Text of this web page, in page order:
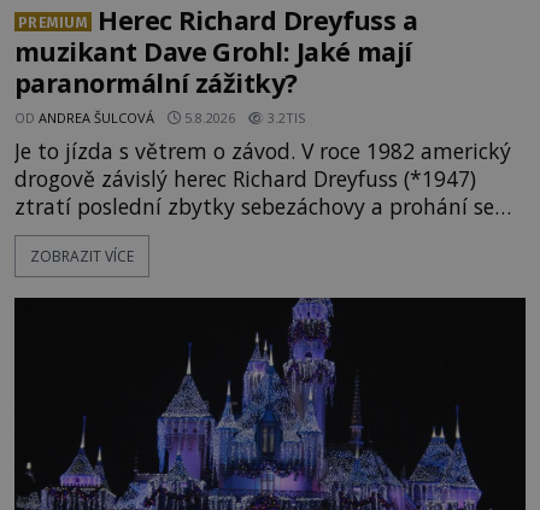
PREMIUM
Herec Richard Dreyfuss a
muzikant Dave Grohl: Jaké mají
paranormální zážitky?
OD ANDREA ŠULCOVÁ 5.8.2026 3.2TIS
Je to jízda s větrem o závod. V roce 1982 americký
drogově závislý herec Richard Dreyfuss (*1947)
ztratí poslední zbytky sebezáchovy a prohání se
po silnicích ve svém mercedesu jako utržený ze
řetězu. Vše vyvrcholí katastrofou, když to Dreyfuss
následně nalezne schovaný kokain. Tímto
momentem se slavnému
ZOBRAZIT VÍCE